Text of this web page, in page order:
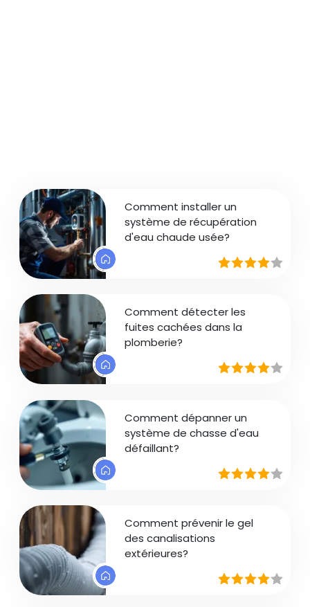
Comment installer un
système de récupération
d'eau chaude usée?
Comment détecter les
fuites cachées dans la
plomberie?
Comment dépanner un
système de chasse d'eau
défaillant?
Comment prévenir le gel
des canalisations
extérieures?